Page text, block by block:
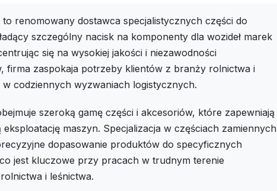
to renomowany dostawca specjalistycznych części do
szczególny nacisk na komponenty dla wozideł marek
się na wysokiej jakości i niezawodności
firma zaspokaja potrzeby klientów z branży rolnictwa i
codziennych wyzwaniach logistycznych.
szeroką gamę części i akcesoriów, które zapewniają
eksploatację maszyn. Specjalizacja w częściach zamiennych
dopasowanie produktów do specyficznych
jest kluczowe przy pracach w trudnym terenie
i leśnictwa.